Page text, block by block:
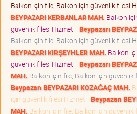
Balkon için file, Balkon için güvenlik filesi
BEYPAZARI KERBANLAR MAH. Balkon
güvenlik filesi Hizmeti Beypazarı
Balkon için file, Balkon için güvenlik filesi
BEYPAZARI KIRŞEYHLER MAH. Balkon
güvenlik filesi Hizmeti Beypazarı
MAH. Balkon için file, Balkon için güvenlik
Beypazarı BEYPAZARI KOZAĞAÇ MAH.
için güvenlik filesi Hizmeti Beypazarı
MAH. Balkon için file, Balkon için güvenlik